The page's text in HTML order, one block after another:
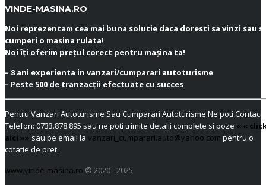
VINDE-MASINA.RO
Noi reprezentam cea mai buna solutie daca doresti sa vinzi sau
cumperi o masina rulata!
Noi îți oferim prețul corect pentru mașina ta!
– 8 ani experienta in vanzari/cumparari autoturisme
– Peste 500 de tranzacții efectuate cu succes
Pentru Vanzari Autoturisme Sau Cumparari Autoturisme Ne poti
Telefon: 0733.878.895 sau ne poti trimite detalii complete si poze « «
aici »» sau pe email la vanzari_cumparari.auto@yahoo.com pentru o
cotatie de pret.
www.vinde-masina.ro © 2020 - 2025